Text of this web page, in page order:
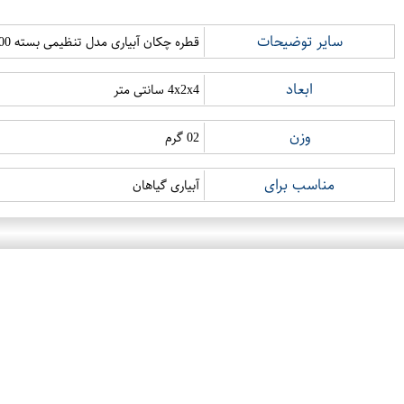
سایر توضیحات قطره چکان آبیاری مدل تنظیمی بسته 200 عددی
ابعاد 4x2x4 سانتی متر
وزن 02 گرم
مناسب برای آبیاری گیاهان